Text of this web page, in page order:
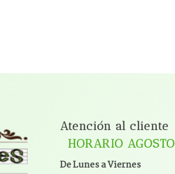
Atención al cliente
HORARIO AGOSTO
De Lunes a Viernes